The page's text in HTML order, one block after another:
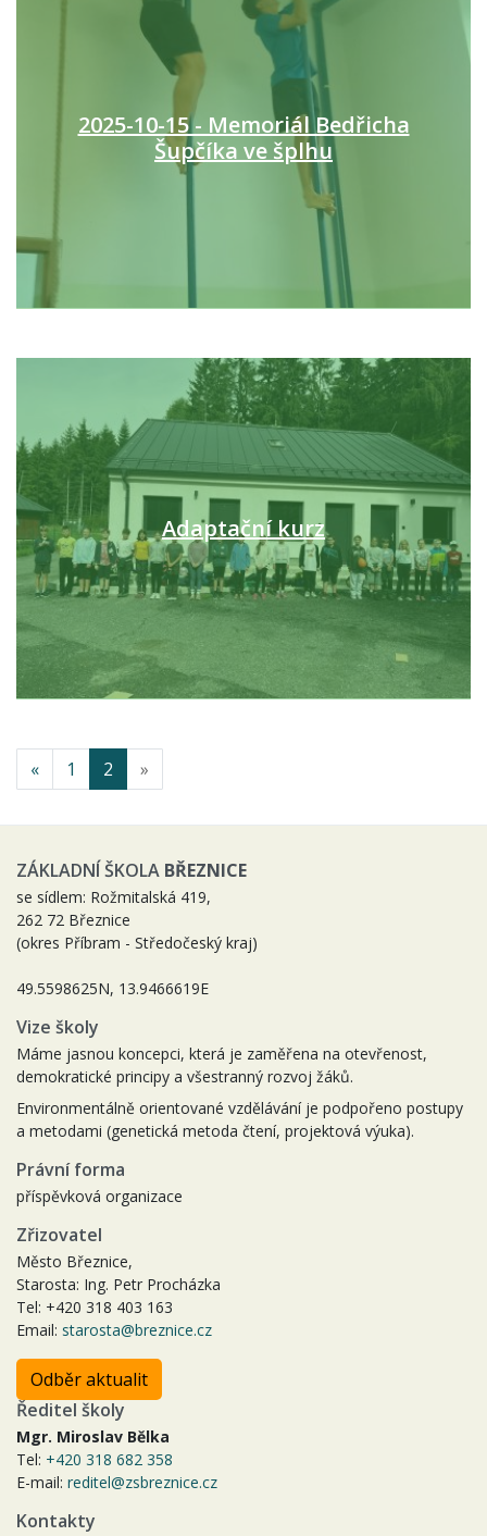
2025-10-15 - Memoriál Bedřicha
Šupčíka ve šplhu
Adaptační kurz
« 1 2 »
ZÁKLADNÍ ŠKOLA BŘEZNICE
se sídlem: Rožmitalská 419,
262 72 Březnice
(okres Příbram - Středočeský kraj)
49.5598625N, 13.9466619E
Vize školy
Máme jasnou koncepci, která je zaměřena na otevřenost,
demokratické principy a všestranný rozvoj žáků.
Environmentálně orientované vzdělávání je podpořeno postupy
a metodami (genetická metoda čtení, projektová výuka).
Právní forma
příspěvková organizace
Zřizovatel
Město Březnice,
Starosta: Ing. Petr Procházka
Tel: +420 318 403 163
Email: starosta@breznice.cz
Odběr aktualit
Ředitel školy
Mgr. Miroslav Bělka
Tel: +420 318 682 358
E-mail: reditel@zsbreznice.cz
Kontakty